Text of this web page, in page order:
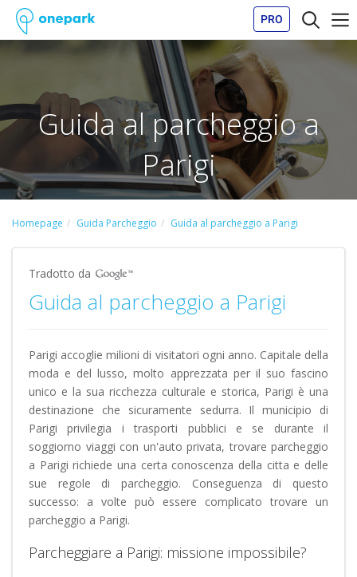
PRO
Guida al parcheggio a
Parigi
Homepage Guida Parcheggio Guida al parcheggio a Parigi
Tradotto da
Guida al parcheggio a Parigi
Parigi accoglie milioni di visitatori ogni anno. Capitale della
moda e del lusso, molto apprezzata per il suo fascino
unico e la sua ricchezza culturale e storica, Parigi è una
destinazione che sicuramente sedurra. Il municipio di
Parigi privilegia i trasporti pubblici e se durante il
soggiorno viaggi con un'auto privata, trovare parcheggio
a Parigi richiede una certa conoscenza della citta e delle
sue regole di parcheggio.
Conseguenza di questo
successo: a volte può essere complicato trovare un
parcheggio a Parigi.
Parcheggiare a Parigi: missione impossibile?